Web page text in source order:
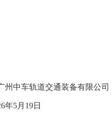
州中车轨道交通装备有限公司
年5月 19日